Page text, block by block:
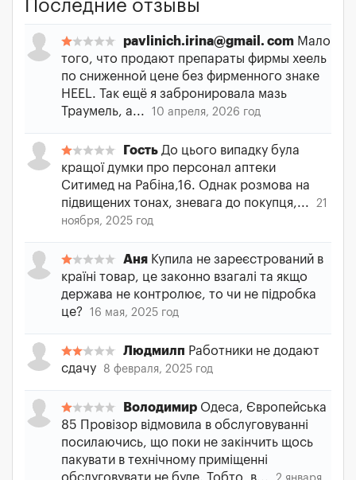
Последние отзывы
pavlinich.irina@gmail. com Мало
того, что продают препараты фирмы хеель
по сниженной цене без фирменного знаке
HEEL. Так ещё я забронировала мазь
Траумель, а...
10 апреля, 2026 год
Гость До цього випадку була
кращої думки про персонал аптеки
Ситимед на Рабіна,16. Однак розмова на
підвищених тонах, зневага до покупця,...
21
ноября, 2025 год
Аня Купила не зареєстрований в
країні товар, це законно взагалі та якщо
держава не контролює, то чи не підробка
це?
16 мая, 2025 год
Людмилп Работники не додают
сдачу
8 февраля, 2025 год
Володимир Одеса, Європейська
85 Провізор відмовила в обслуговуванні
посилаючись, що поки не закінчить щось
пакувати в технічному приміщенні